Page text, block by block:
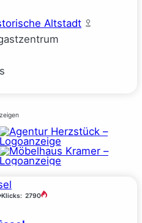
Altstadt
Klicks: 2790